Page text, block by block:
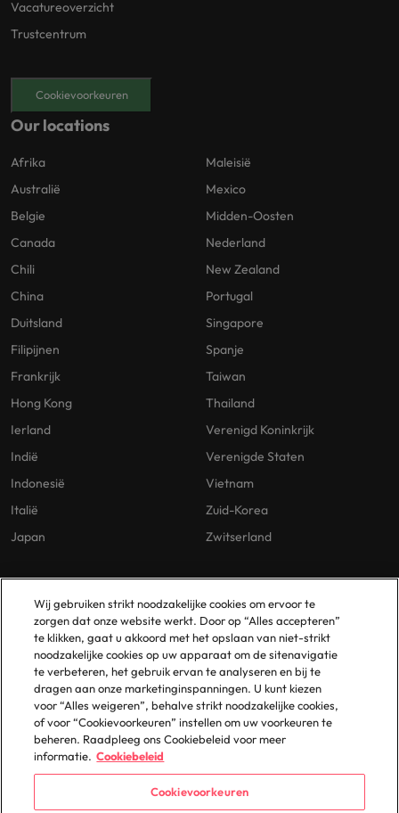
Vacatureoverzicht
Trustcentrum
Cookievoorkeuren
Our locations
Afrika
Australië
Belgie
Canada
Chili
China
Duitsland
Filipijnen
Frankrijk
Hong Kong
Ierland
Indië
Indonesië
Italië
Japan
Maleisië
Mexico
Midden-Oosten
Nederland
New Zealand
Portugal
Singapore
Spanje
Taiwan
Thailand
Verenigd Koninkrijk
Verenigde Staten
Vietnam
Zuid-Korea
Zwitserland
Our Policies
Privacybeleid
Cookies Policy
Policy Library
Gelijke Behandeling
Vestigingen
Amsterdam
Eindhoven
Rotterdam
Wij gebruiken strikt noodzakelijke cookies om ervoor te
zorgen dat onze website werkt. Door op “Alles accepteren”
te klikken, gaat u akkoord met het opslaan van niet-strikt
noodzakelijke cookies op uw apparaat om de sitenavigatie
te verbeteren, het gebruik ervan te analyseren en bij te
dragen aan onze marketinginspanningen. U kunt kiezen
voor “Alles weigeren”, behalve strikt noodzakelijke cookies,
of voor “Cookievoorkeuren” instellen om uw voorkeuren te
beheren. Raadpleeg ons Cookiebeleid voor meer
informatie. Cookiebeleid
Cookievoorkeuren